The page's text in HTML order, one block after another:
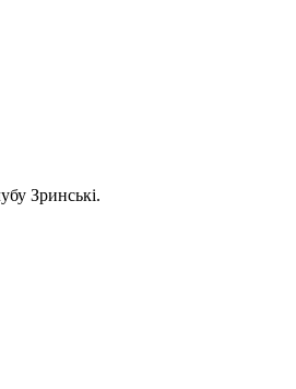
Зринські.